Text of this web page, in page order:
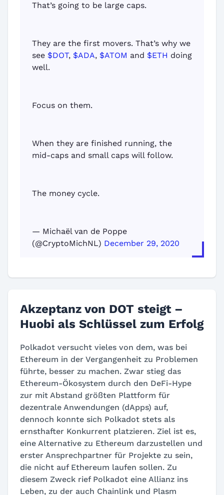
That’s going to be large caps.
They are the first movers. That’s why we
see $DOT, $ADA, $ATOM and $ETH doing
well.
Focus on them.
When they are finished running, the
mid-caps and small caps will follow.
The money cycle.
— Michaël van de Poppe
(@CryptoMichNL) December 29, 2020
Akzeptanz von DOT steigt –
Huobi als Schlüssel zum Erfolg
Polkadot versucht vieles von dem, was bei
Ethereum in der Vergangenheit zu Problemen
führte, besser zu machen. Zwar stieg das
Ethereum-Ökosystem durch den DeFi-Hype
zur mit Abstand größten Plattform für
dezentrale Anwendungen (dApps) auf,
dennoch konnte sich Polkadot stets als
ernsthafter Konkurrent platzieren. Ziel ist es,
eine Alternative zu Ethereum darzustellen und
erster Ansprechpartner für Projekte zu sein,
die nicht auf Ethereum laufen sollen. Zu
diesem Zweck rief Polkadot eine Allianz ins
Leben, zu der auch Chainlink und Plasm